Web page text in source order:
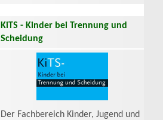
KiTS - Kinder bei Trennung und
Scheidung
Der Fachbereich Kinder, Jugend und